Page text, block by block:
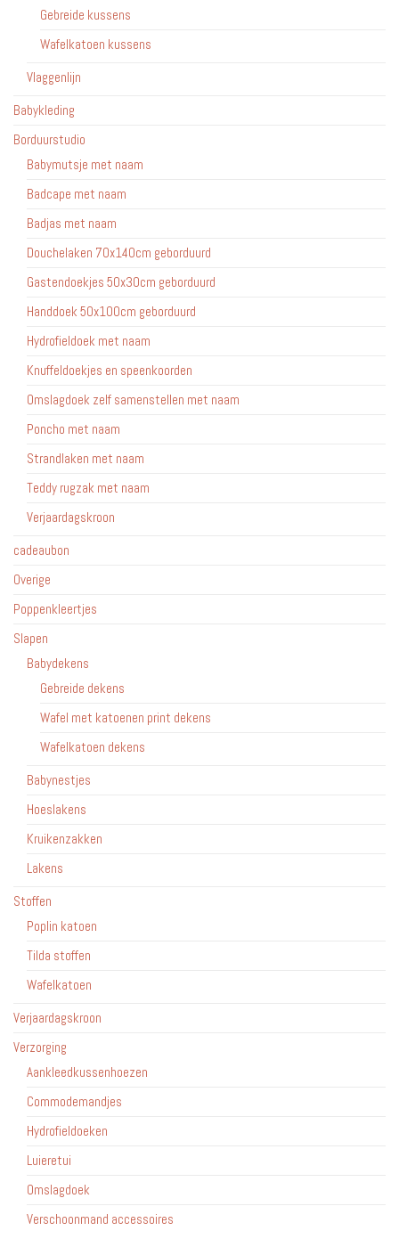
Gebreide kussens
Wafelkatoen kussens
Vlaggenlijn
Babykleding
Borduurstudio
Babymutsje met naam
Badcape met naam
Badjas met naam
Douchelaken 70x140cm geborduurd
Gastendoekjes 50x30cm geborduurd
Handdoek 50x100cm geborduurd
Hydrofieldoek met naam
Knuffeldoekjes en speenkoorden
Omslagdoek zelf samenstellen met naam
Poncho met naam
Strandlaken met naam
Teddy rugzak met naam
Verjaardagskroon
cadeaubon
Overige
Poppenkleertjes
Slapen
Babydekens
Gebreide dekens
Wafel met katoenen print dekens
Wafelkatoen dekens
Babynestjes
Hoeslakens
Kruikenzakken
Lakens
Stoffen
Poplin katoen
Tilda stoffen
Wafelkatoen
Verjaardagskroon
Verzorging
Aankleedkussenhoezen
Commodemandjes
Hydrofieldoeken
Luieretui
Omslagdoek
Verschoonmand accessoires